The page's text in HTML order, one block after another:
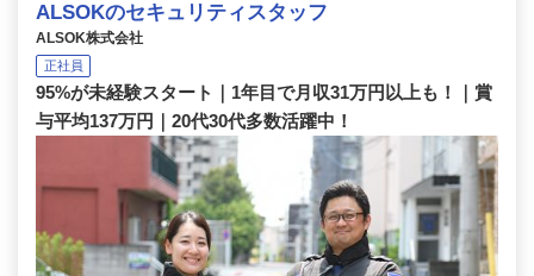
ALSOKのセキュリティスタッフ
ALSOK株式会社
正社員
95%が未経験スタート｜1年目で月収31万円以上も！｜賞
与平均137万円｜20代30代多数活躍中！